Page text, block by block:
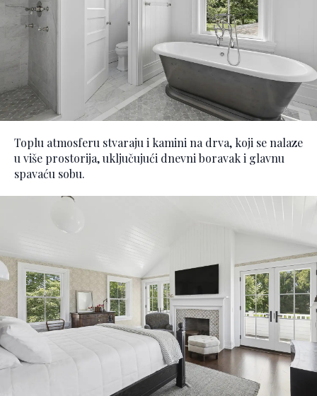
Toplu atmosferu stvaraju i kamini na drva, koji se nalaze
u više prostorija, uključujući dnevni boravak i glavnu
spavaću sobu.